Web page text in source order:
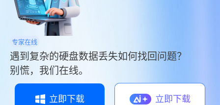
专家在线
遇到复杂的硬盘数据丢失如何找回问题？
别慌，我们在线。
立即下载 立即下载